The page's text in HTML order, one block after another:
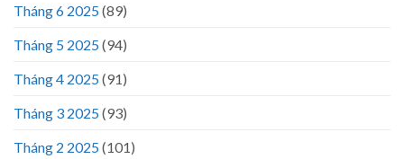
Tháng 6 2025(89)
Tháng 5 2025(94)
Tháng 4 2025(91)
Tháng 3 2025(93)
Tháng 2 2025(101)